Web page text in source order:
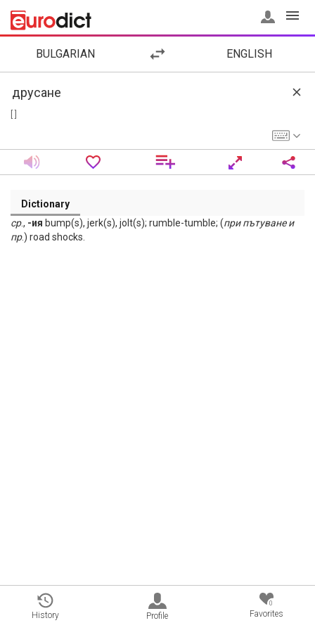
BULGARIAN ENGLISH
Dictionary
ср., -ия bump(s), jerk(s), jolt(s); rumble-tumble; (при пътуване и
пр.) road shocks.
History Profile
0
Favorites